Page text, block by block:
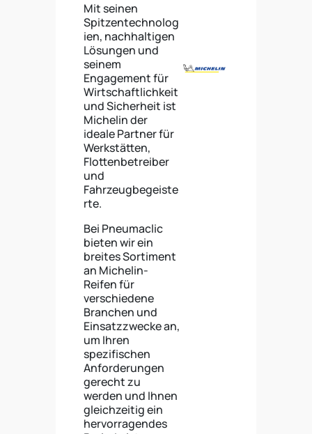
Mit seinen
Spitzentechnolog
ien, nachhaltigen
Lösungen und
seinem
Engagement für
Wirtschaftlichkeit
und Sicherheit ist
Michelin der
ideale Partner für
Werkstätten,
Flottenbetreiber
und
Fahrzeugbegeiste
rte.
Bei Pneumaclic
bieten wir ein
breites Sortiment
an Michelin-
Reifen für
verschiedene
Branchen und
Einsatzzwecke an,
um Ihren
spezifischen
Anforderungen
gerecht zu
werden und Ihnen
gleichzeitig ein
hervorragendes